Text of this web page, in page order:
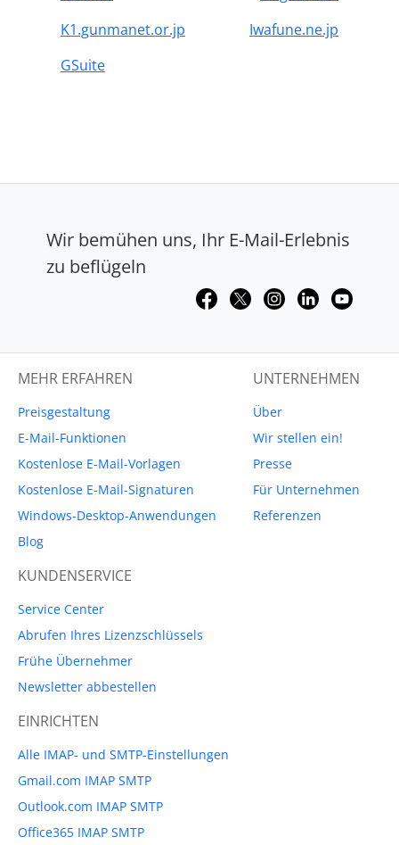
K1.gunmanet.or.jp
Iwafune.ne.jp
GSuite
Wir bemühen uns, Ihr E-Mail-Erlebnis
zu beflügeln
MEHR ERFAHREN
Preisgestaltung
E-Mail-Funktionen
Kostenlose E-Mail-Vorlagen
Kostenlose E-Mail-Signaturen
Windows-Desktop-Anwendungen
Blog
UNTERNEHMEN
Über
Wir stellen ein!
Presse
Für Unternehmen
Referenzen
KUNDENSERVICE
Service Center
Abrufen Ihres Lizenzschlüssels
Frühe Übernehmer
Newsletter abbestellen
EINRICHTEN
Alle IMAP- und SMTP-Einstellungen
Gmail.com IMAP SMTP
Outlook.com IMAP SMTP
Office365 IMAP SMTP